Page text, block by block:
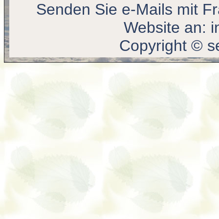
Senden Sie e-Mails mit
Website an:
Copyright ©